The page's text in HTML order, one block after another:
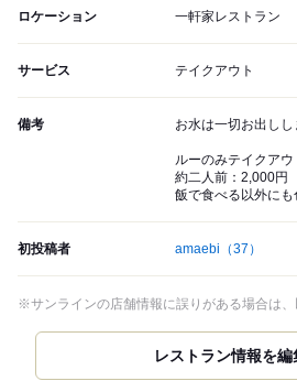
ロケーション 一軒家レストラン
サービス テイクアウト
備考 お水は一切お出しし
ルーのみテイクアウ
約二人前：2,000
飯で食べる以外にも
初投稿者 amaebi （37）
※サンラインの店舗情報に誤りがある場合は、